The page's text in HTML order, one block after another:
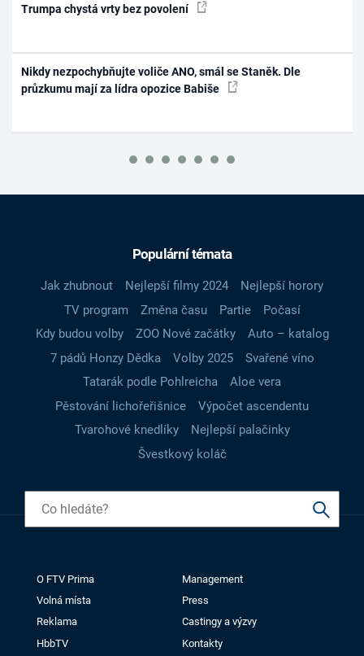
Trumpa chystá vrty bez povolení
Nikdy nezpochybňujte voliče ANO, smál se Staněk. Dle
průzkumu mají za lídra opozice Babiše
Populární témata
Jak zhubnout Nejlepší filmy 2024
Nejlepší horory
TV program
Změna času Partie
Počasí
Kdy budou volby
ZOO Nové začátky
Auto – katalog
7 pádů Honzy Dědka
Volby 2025
Svařené víno
Tatarák podle Pohlreicha
Aloe vera
Pěstování lichořeřišnice
Výpočet ascendentu
Tvarohové knedlíky
Nejlepší palačinky
Švestkový koláč
O FTV Prima
Management
Volná místa
Press
Reklama
Castingy a výzvy
HbbTV
Kontakty